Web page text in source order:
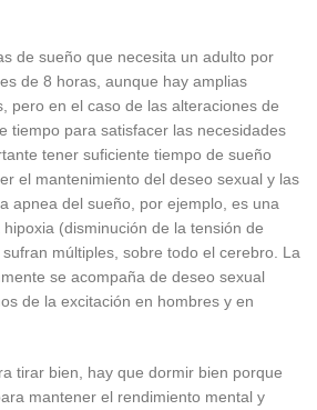
de sueño que necesita un adulto por
de 8 horas, aunque hay amplias
pero en el caso de las alteraciones de
tiempo para satisfacer las necesidades
tener suficiente tiempo de sueño
el mantenimiento del deseo sexual y las
apnea del sueño, por ejemplo, es una
(disminución de la tensión de
múltiples, sobre todo el cerebro. La
se acompaña de deseo sexual
de la excitación en hombres y en
tirar bien, hay que dormir bien porque
mantener el rendimiento mental y